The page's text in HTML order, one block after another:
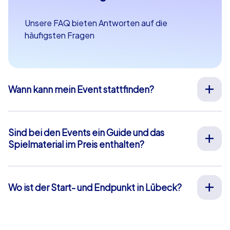
Unsere FAQ bieten Antworten auf die
häufigsten Fragen
Wann kann mein Event stattfinden?
Wir organisieren unsere Teamevents für Sie an Ihrem
Wunschtermin an 365 Tagen im Jahr. Wenn Sie erfahren
möchten ob Ihr Wunschtermin noch verfügbar ist,
fragen Siehiergleich Ihr unverbindliches Angebot an.
Die Startzeit Ihres Events können Sie frei zwischen 9-
Sind bei den Events ein Guide und das
Spielmaterial im Preis enthalten?
Ort-Betreuung durch unsere Guides als auch die
Bereitstellung aller Materialien im Preis enthalten,
sodass Sie sich vorab um nichts weiter kümmern
Wo ist der Start- und Endpunkt in Lübeck?
Der Start- und Endpunkt in Lübeck ist: Schrangen.